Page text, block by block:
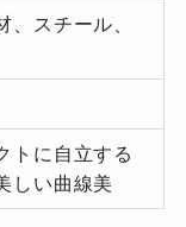
、スチール、
トに自立する
しい曲線美